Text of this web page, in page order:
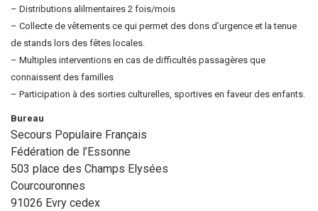
– Distributions alilmentaires 2 fois/mois
– Collecte de vêtements ce qui permet des dons d’urgence et la tenue
de stands lors des fêtes locales.
– Multiples interventions en cas de difficultés passagères que
connaissent des familles
– Participation à des sorties culturelles, sportives en faveur des enfants.
Bureau
Secours Populaire Français
Fédération de l’Essonne
503 place des Champs Elysées
Courcouronnes
91026 Evry cedex